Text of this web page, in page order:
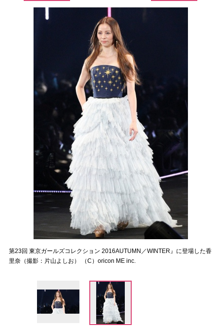
第23回 東京ガールズコレクション 2016AUTUMN／WINTER』に登場した香
里奈（撮影：片山よしお） （C）oricon ME inc.